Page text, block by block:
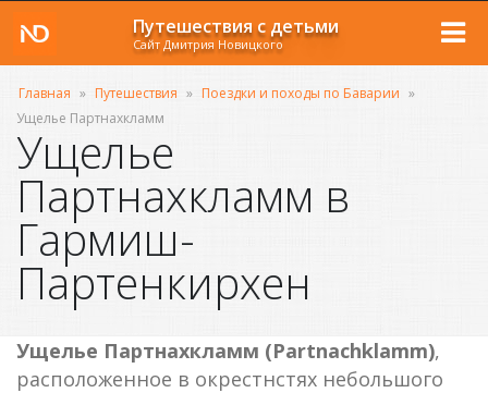
Путешествия с детьми
Сайт Дмитрия Новицкого
Главная » Путешествия » Поездки и походы по Баварии »
Ущелье Партнахкламм
Ущелье
Партнахкламм в
Гармиш-
Партенкирхен
Ущелье Партнахкламм (Partnachklamm),
расположенное в окрестнстях небольшого